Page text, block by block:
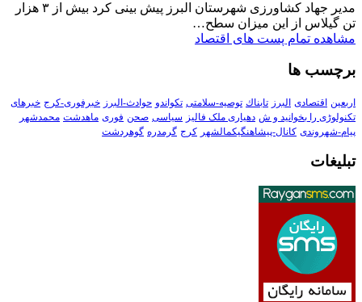
مدیر جهاد کشاورزی شهرستان البرز پیش بینی کرد بیش از ۳ هزار
تن گیلاس از این میزان سطح…
مشاهده تمام پست های اقتصاد
برچسب ها
اربعین اقتصادی البرز تابناك توصیه-سلامتی تکواندو حوادث-البرز خبرفوری-کرج خبرهای
تکنولوڑی را بخوانید و ش دهیاری ملک فالیز سیاسی صحن فوری ماهدشت محمدشهر
پیام-شهروندی کانال-پیشاهنگیکمالشهر کرج گرمدره گوهردشت
تبلیغات